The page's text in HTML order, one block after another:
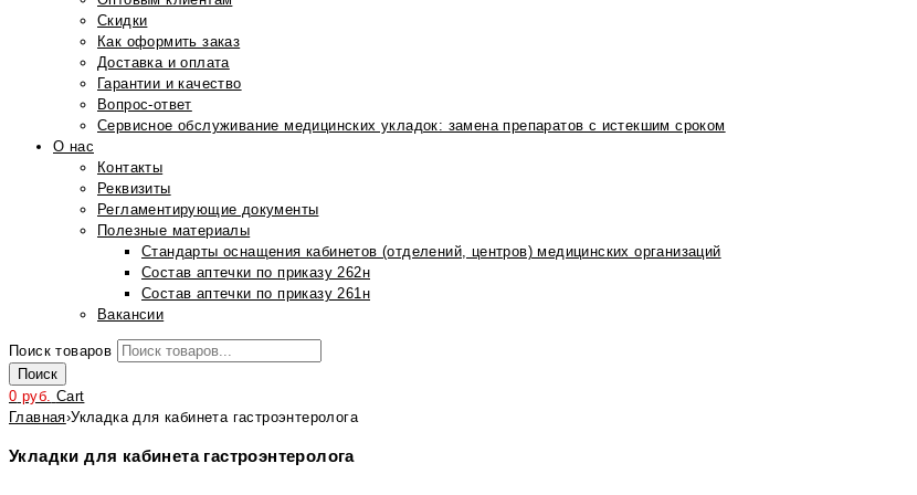
Скидки
Как оформить заказ
Доставка и оплата
Гарантии и качество
Вопрос-ответ
Сервисное обслуживание медицинских укладок: замена препаратов с истекшим сроком
О нас
Контакты
Реквизиты
Регламентирующие документы
Полезные материалы
Стандарты оснащения кабинетов (отделений, центров) медицинских организаций
Состав аптечки по приказу 262н
Состав аптечки по приказу 261н
Вакансии
Поиск товаров
Поиск
0 руб. Cart
Главная›Укладка для кабинета гастроэнтеролога
Укладки для кабинета гастроэнтеролога